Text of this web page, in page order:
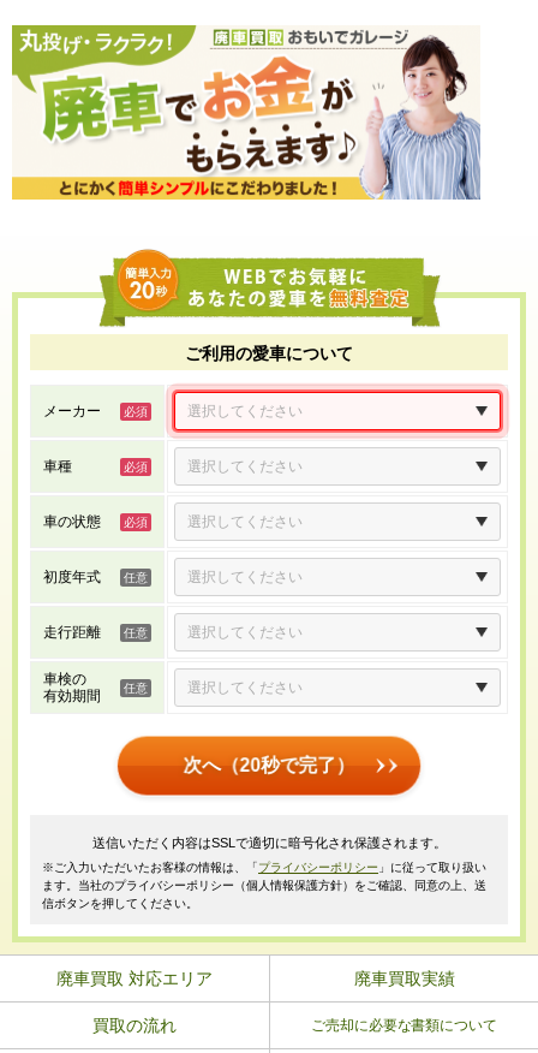
ご利用の愛車について
メーカー
車種
車の状態
初度年式
走行距離
車検の
有効期間
次へ（20秒で完了）
送信いただく内容はSSLで適切に暗号化され保護されます。
※ご入力いただいたお客様の情報は、「プライバシーポリシー 」に従って取り扱い
ます。当社のプライバシーポリシー（個人情報保護方針）をご確認、同意の上、送
信ボタンを押してください。
廃車買取 対応エリア 廃車買取実績
買取の流れ ご売却に必要な書類について